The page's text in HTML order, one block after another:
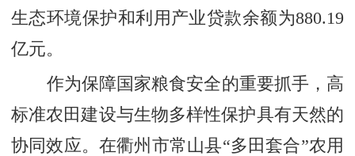
生态环境保护和利用产业贷款余额为880.19
亿元。
作为保障国家粮食安全的重要抓手，高
标准农田建设与生物多样性保护具有天然的
协同效应。在衢州市常山县“多田套合”农用